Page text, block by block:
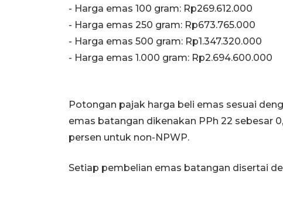
‎- Harga emas 100 gram: Rp269.612.000
‎- Harga emas 250 gram: Rp673.765.000
‎- Harga emas 500 gram: Rp1.347.320.000
‎- Harga emas 1.000 gram: Rp2.694.600.000
‎‎Potongan pajak harga beli emas sesuai
emas batangan dikenakan PPh 22 sebesar
persen untuk non-NPWP.
Setiap pembelian emas batangan disertai